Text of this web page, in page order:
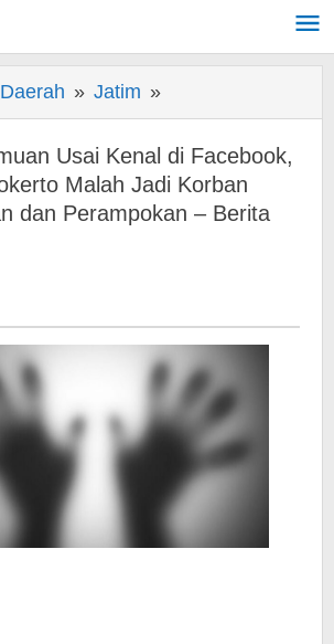
Daerah » Jatim »
Ketemuan
Usai
Kenal
di
Mojokerto
Malah
Jadi
Korban
Penganiayaan
dan
Perampokan
-
Usai Kenal di Facebook,
Malah Jadi Korban
dan Perampokan – Berita